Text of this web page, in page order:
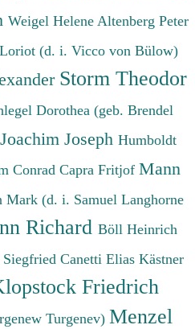
Weigel Helene Altenberg Peter
Loriot (d. i. Vicco von Bülow)
Storm Theodor
Dorothea (geb. Brendel
Joachim Joseph Humboldt
Conrad Capra Fritjof Mann
Mark (d. i. Samuel Langhorne
Richard Böll Heinrich
Canetti Elias Kästner
Friedrich
Turgenev) Menzel